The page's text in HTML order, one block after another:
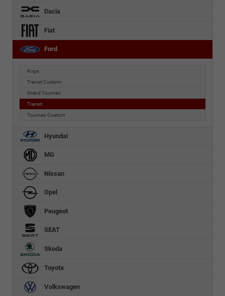
Dacia
Fiat
Ford
Kuga
Transit Custom
Grand Tourneo
Transit
Tourneo Custom
Hyundai
MG
Nissan
Opel
Peugeot
SEAT
Skoda
Toyota
Volkswagen